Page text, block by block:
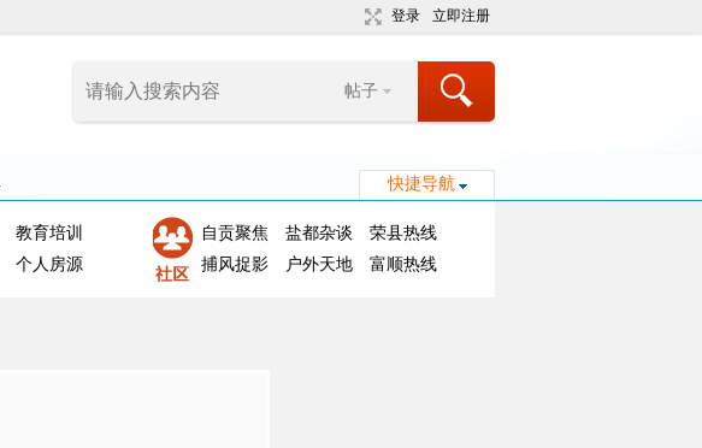
登录 立即注册
帖子
快捷导航
教育培训
个人房源
自贡聚焦 盐都杂谈
荣县热线
捕风捉影
户外天地 富顺热线